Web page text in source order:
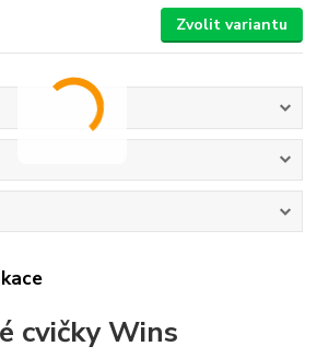
Zvolit variantu
cvičky Wins